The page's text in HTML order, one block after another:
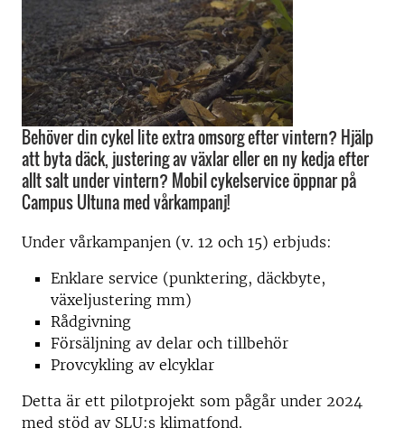
Behöver din cykel lite extra omsorg efter vintern? Hjälp
att byta däck, justering av växlar eller en ny kedja efter
allt salt under vintern? Mobil cykelservice öppnar på
Campus Ultuna med vårkampanj!
Under vårkampanjen (v. 12 och 15) erbjuds:
Enklare service (punktering, däckbyte,
växeljustering mm)
Rådgivning
Försäljning av delar och tillbehör
Provcykling av elcyklar
Detta är ett pilotprojekt som pågår under 2024
med stöd av SLU:s klimatfond.